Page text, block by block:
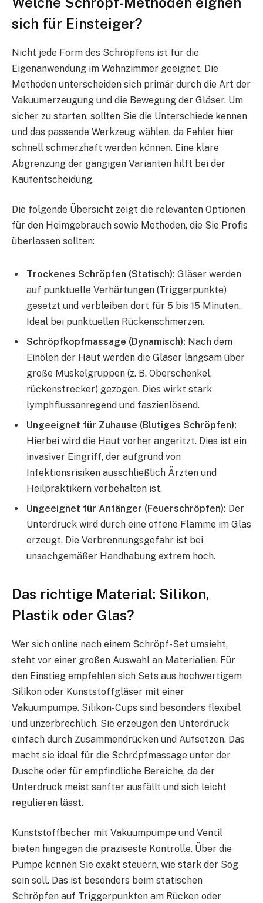
sich für Einsteiger?
Nicht jede Form des Schröpfens ist für die
Eigenanwendung im Wohnzimmer geeignet. Die
Methoden unterscheiden sich primär durch die Art der
Vakuumerzeugung und die Bewegung der Gläser. Um
sicher zu starten, sollten Sie die Unterschiede kennen
und das passende Werkzeug wählen, da Fehler hier
schnell schmerzhaft werden können. Eine klare
Abgrenzung der gängigen Varianten hilft bei der
Kaufentscheidung.
Die folgende Übersicht zeigt die relevanten Optionen
für den Heimgebrauch sowie Methoden, die Sie Profis
überlassen sollten:
Trockenes Schröpfen (Statisch): Gläser werden
auf punktuelle Verhärtungen (Triggerpunkte)
gesetzt und verbleiben dort für 5 bis 15 Minuten.
Ideal bei punktuellen Rückenschmerzen.
Schröpfkopfmassage (Dynamisch): Nach dem
Einölen der Haut werden die Gläser langsam über
große Muskelgruppen (z. B. Oberschenkel,
rückenstrecker) gezogen. Dies wirkt stark
lymphflussanregend und faszienlösend.
Ungeeignet für Zuhause (Blutiges Schröpfen):
Hierbei wird die Haut vorher angeritzt. Dies ist ein
invasiver Eingriff, der aufgrund von
Infektionsrisiken ausschließlich Ärzten und
Heilpraktikern vorbehalten ist.
Ungeeignet für Anfänger (Feuerschröpfen): Der
Unterdruck wird durch eine offene Flamme im Glas
erzeugt. Die Verbrennungsgefahr ist bei
unsachgemäßer Handhabung extrem hoch.
Das richtige Material: Silikon,
Plastik oder Glas?
Wer sich online nach einem Schröpf-Set umsieht,
steht vor einer großen Auswahl an Materialien. Für
den Einstieg empfehlen sich Sets aus hochwertigem
Silikon oder Kunststoffgläser mit einer
Vakuumpumpe. Silikon-Cups sind besonders flexibel
und unzerbrechlich. Sie erzeugen den Unterdruck
einfach durch Zusammendrücken und Aufsetzen. Das
macht sie ideal für die Schröpfmassage unter der
Dusche oder für empfindliche Bereiche, da der
Unterdruck meist sanfter ausfällt und sich leicht
regulieren lässt.
Kunststoffbecher mit Vakuumpumpe und Ventil
bieten hingegen die präziseste Kontrolle. Über die
Pumpe können Sie exakt steuern, wie stark der Sog
sein soll. Das ist besonders beim statischen
Schröpfen auf Triggerpunkten am Rücken oder